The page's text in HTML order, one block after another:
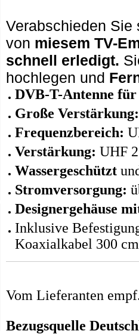
Verabschieden
von miesem TV-
schnell erledigt.
hochlegen und
DVB-T-Antenne
Große Verstärkung:
Frequenzbereich:
Verstärkung: UHF
Wassergeschützt
Stromversorgung:
Designergehäuse
Inklusive
Koaxialkabel 300
Vom Lieferanten
Bezugsquelle